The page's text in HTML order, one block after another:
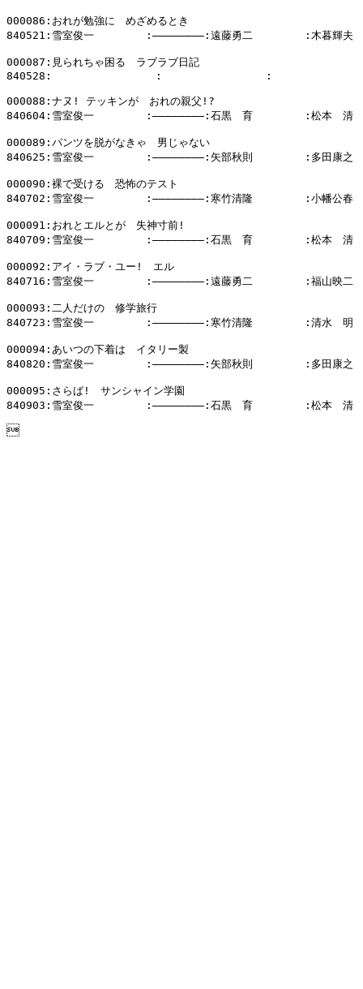
000086:おれが勉強に　めざめるとき
840521:雪室俊一        :――――――――:遠藤勇二        :木暮輝夫
000087:見られちゃ困る　ラブラブ日記
840528:                :                :
000088:ナヌ! テッキンが　おれの親父!?
840604:雪室俊一        :――――――――:石黒　育        :松本　清
000089:パンツを脱がなきゃ　男じゃない
840625:雪室俊一        :――――――――:矢部秋則        :多田康之
000090:裸で受ける　恐怖のテスト
840702:雪室俊一        :――――――――:寒竹清隆        :小幡公春
000091:おれとエルとが　失神寸前!
840709:雪室俊一        :――――――――:石黒　育        :松本　清
000092:アイ・ラブ・ユー!　エル
840716:雪室俊一        :――――――――:遠藤勇二        :福山映二
000093:二人だけの　修学旅行
840723:雪室俊一        :――――――――:寒竹清隆        :清水　明
000094:あいつの下着は　イタリー製
840820:雪室俊一        :――――――――:矢部秋則        :多田康之
000095:さらば!　サンシャイン学園
